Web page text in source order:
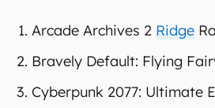
Arcade Archives 2 Ridge
Bravely Default: Flying
Cyberpunk 2077: Ultimate